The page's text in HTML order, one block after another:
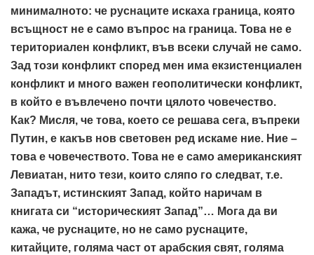
минималното: че руснаците искаха граница, която
всъщност не е само въпрос на граница. Това не е
териториален конфликт, във всеки случай не само.
Зад този конфликт според мен има екзистенциален
конфликт и много важен геополитически конфликт,
в който e въвлечено почти цялото човечество.
Как? Мисля, че това, което се решава сега, въпреки
Путин, е какъв нов световен ред искаме ние. Ние –
това е човечеството. Това не е само американският
Левиатан, нито тези, които сляпо го следват, т.е.
Западът, истинският Запад, който наричам в
книгата си “историческият Запад”… Мога да ви
кажа, че руснаците, но не само руснаците,
китайците, голяма част от арабския свят, голяма